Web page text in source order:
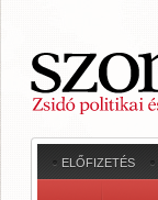
ELŐFIZETÉS